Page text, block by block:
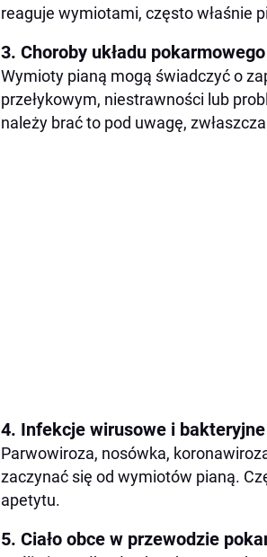
reaguje wymiotami, często właśnie
3. Choroby układu pokarmowego
Wymioty pianą mogą świadczyć o
przełykowym, niestrawności lub
należy brać to pod uwagę,
4. Infekcje wirusowe i bakteryjne
Parwowiroza, nosówka,
zaczynać się od wymiotów pianą.
apetytu.
5. Ciało obce w przewodzie